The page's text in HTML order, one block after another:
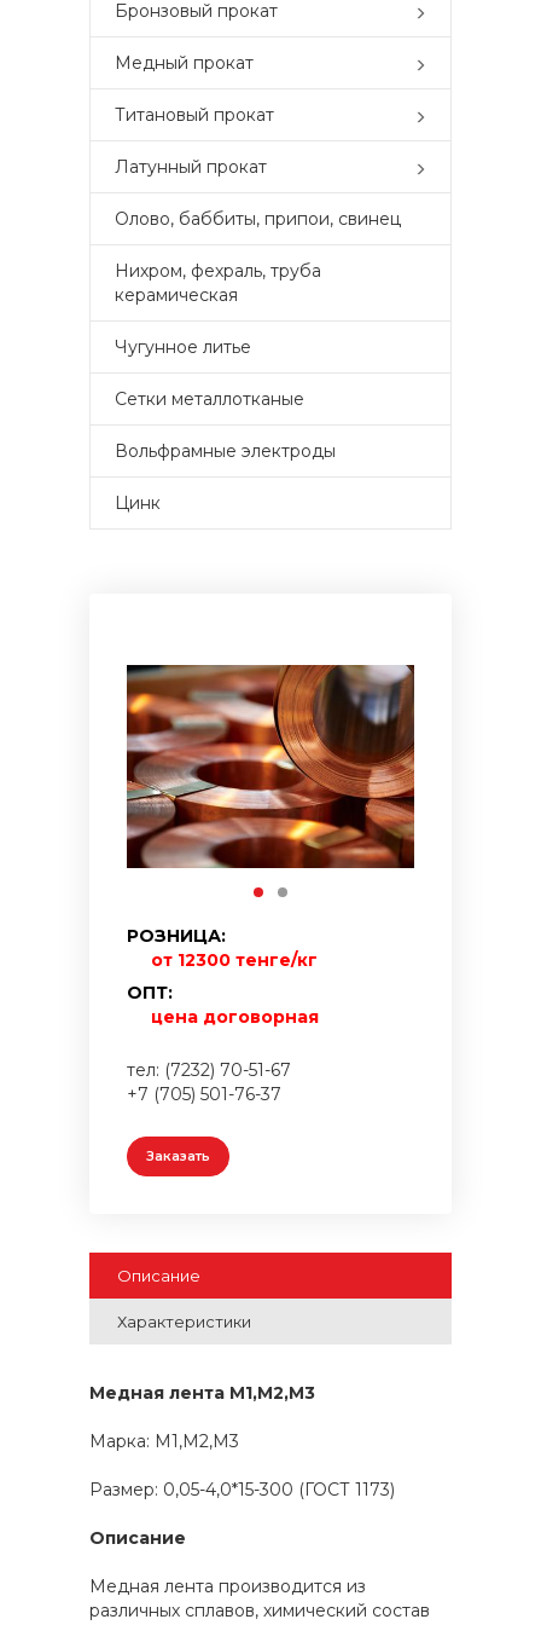
Бронзовый прокат
Медный прокат
Титановый прокат
Латунный прокат
Олово, баббиты, припои, свинец
Нихром, фехраль, труба
керамическая
Чугунное литье
Сетки металлотканые
Вольфрамные электроды
Цинк
РОЗНИЦА:
от 12300 тенге/кг
ОПТ:
цена договорная
тел: (7232) 70-51-67
+7 (705) 501-76-37
Заказать
Описание
Характеристики
Медная лента М1,М2,М3
Марка: М1,М2,М3
Размер: 0,05-4,0*15-300 (ГОСТ 1173)
Описание
Медная лента производится из
различных сплавов, химический состав